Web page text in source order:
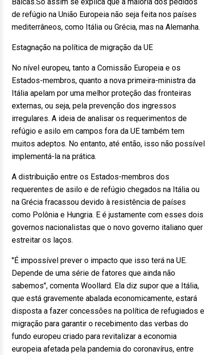
de refúgio na União Europeia não seja feita nos países
mediterrâneos, como Itália ou Grécia, mas na Alemanha.
Estagnação na política de migração da UE
No nível europeu, tanto a Comissão Europeia e os
Estados-membros, quanto a nova primeira-ministra da
Itália apelam por uma melhor proteção das fronteiras
externas, ou seja, pela prevenção dos ingressos
irregulares. A ideia de analisar os requerimentos de
refúgio e asilo em campos fora da UE também tem
muitos adeptos. No entanto, até então, isso não possível
implementá-la na prática.
A distribuição entre os Estados-membros dos
requerentes de asilo e de refúgio chegados na Itália ou
na Grécia fracassou devido à resistência de países
como Polônia e Hungria. E é justamente com esses dois
governos nacionalistas que o novo governo italiano quer
estreitar os laços.
"É impossível prever o impacto que isso terá na UE.
Depende de uma série de fatores que ainda não
sabemos", comenta Woollard. Ela diz supor que a Itália,
que está gravemente abalada economicamente, estará
disposta a fazer concessões na política de refugiados e
migração para garantir o recebimento das verbas do
fundo europeu criado para revitalizar a economia
europeia afetada pela pandemia do coronavírus, entre